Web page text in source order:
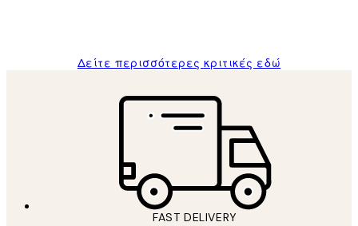
Δείτε περισσότερες κριτικές εδώ
FAST DELIVERY